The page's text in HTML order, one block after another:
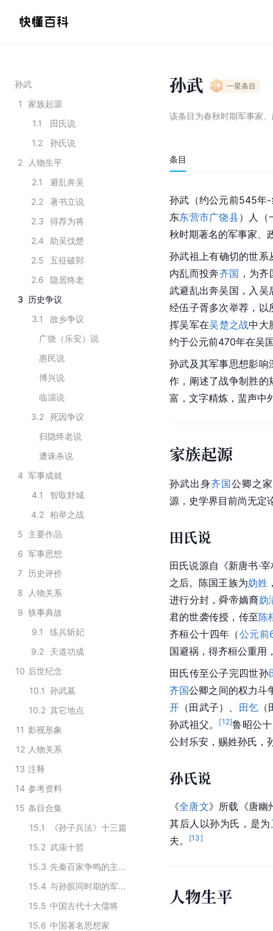
孙武
1
家族起源
1.1
田氏说
1.2
孙氏说
2
人物生平
2.1
避乱奔吴
2.2
著书立说
2.3
得荐为将
2.4
助吴伐楚
2.5
五征破郢
2.6
隐居终老
3
历史争议
3.1
故乡争议
广饶（乐安）说
惠民说
博兴说
临淄说
3.2
死因争议
归隐终老说
遭诛杀说
4 军事成就
4.1
智取舒城
4.2
柏举之战
5 主要作品
6 军事思想
7
历史评价
8
人物关系
9 轶事典故
9.1
练兵斩妃
9.2
天道功成
10 后世纪念
10.1 孙武墓
10.2 其它地点
11 影视形象
12 人物关系
13 注释
14 参考资料
15 条目合集
15.1
《孙子兵法》十三篇
15.2 武庙十哲
15.3
先秦百家争鸣的主要学派及主要人物
15.4
与孙膑同时期的军事家
15.5 中国古代十大儒将
15.6 中国著名思想家
孙武 一星条目
该条目为春秋时期军事家
条目
孙武（约公元前545年
东东营市广饶县）人（
秋时期著名的军事家、
孙武祖上有确切的世
内乱而投奔齐国 ，为
武避乱出奔吴国，入吴
经伍子胥多次举荐，以
挥吴军在吴楚之战中大
约于公元前470年在吴
孙武及其军事思想影响
作，阐述了战争制胜的
富，文字精炼，蜚声中
家族起源
孙武出身齐国公卿之
源，史学界目前尚无定
田氏说
田氏说源自《新唐书·
之后。陈国王族为妫姓
进行分封，舜帝嫡裔妫
君的世袭传授，传至陈
齐桓公十四年（公元前
国避祸，得齐桓公重用
田氏传至公子完四世孙
齐国公卿之间的权力斗
开 （田武子）、 田乞
孙武祖父。
[12]鲁昭公
公封乐安，赐姓孙氏，
孙氏说
《全唐文》所载《唐幽
其后人以孙为氏，是为
夫。
[13]
人物生平